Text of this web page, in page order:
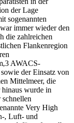
der Lage
sogenannten
immer wieder den
die zahlreichen
Flankenregion
3 AWACS-
der Einsatz von
Mittelmeer, die
wurde in
schnellen
Very High
, Luft- und